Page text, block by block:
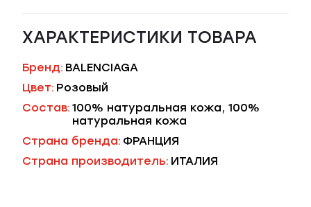
ХАРАКТЕРИСТИКИ ТОВАРА
Бренд: BALENCIAGA
Цвет: Розовый
Состав: 100% натуральная кожа, 100%
натуральная кожа
Страна бренда: ФРАНЦИЯ
Страна производитель: ИТАЛИЯ